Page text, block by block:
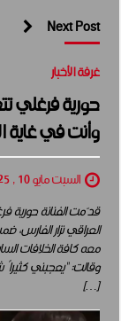
Next Post
غرفة الأخبار
حورية فرغلي
وأنت في غاية
السبت مايو 10 , 2025
قدّمت الفنانة حورية
العراقي نزار
معه كافة الخلافات
وقالت: “يعجبني
[…]